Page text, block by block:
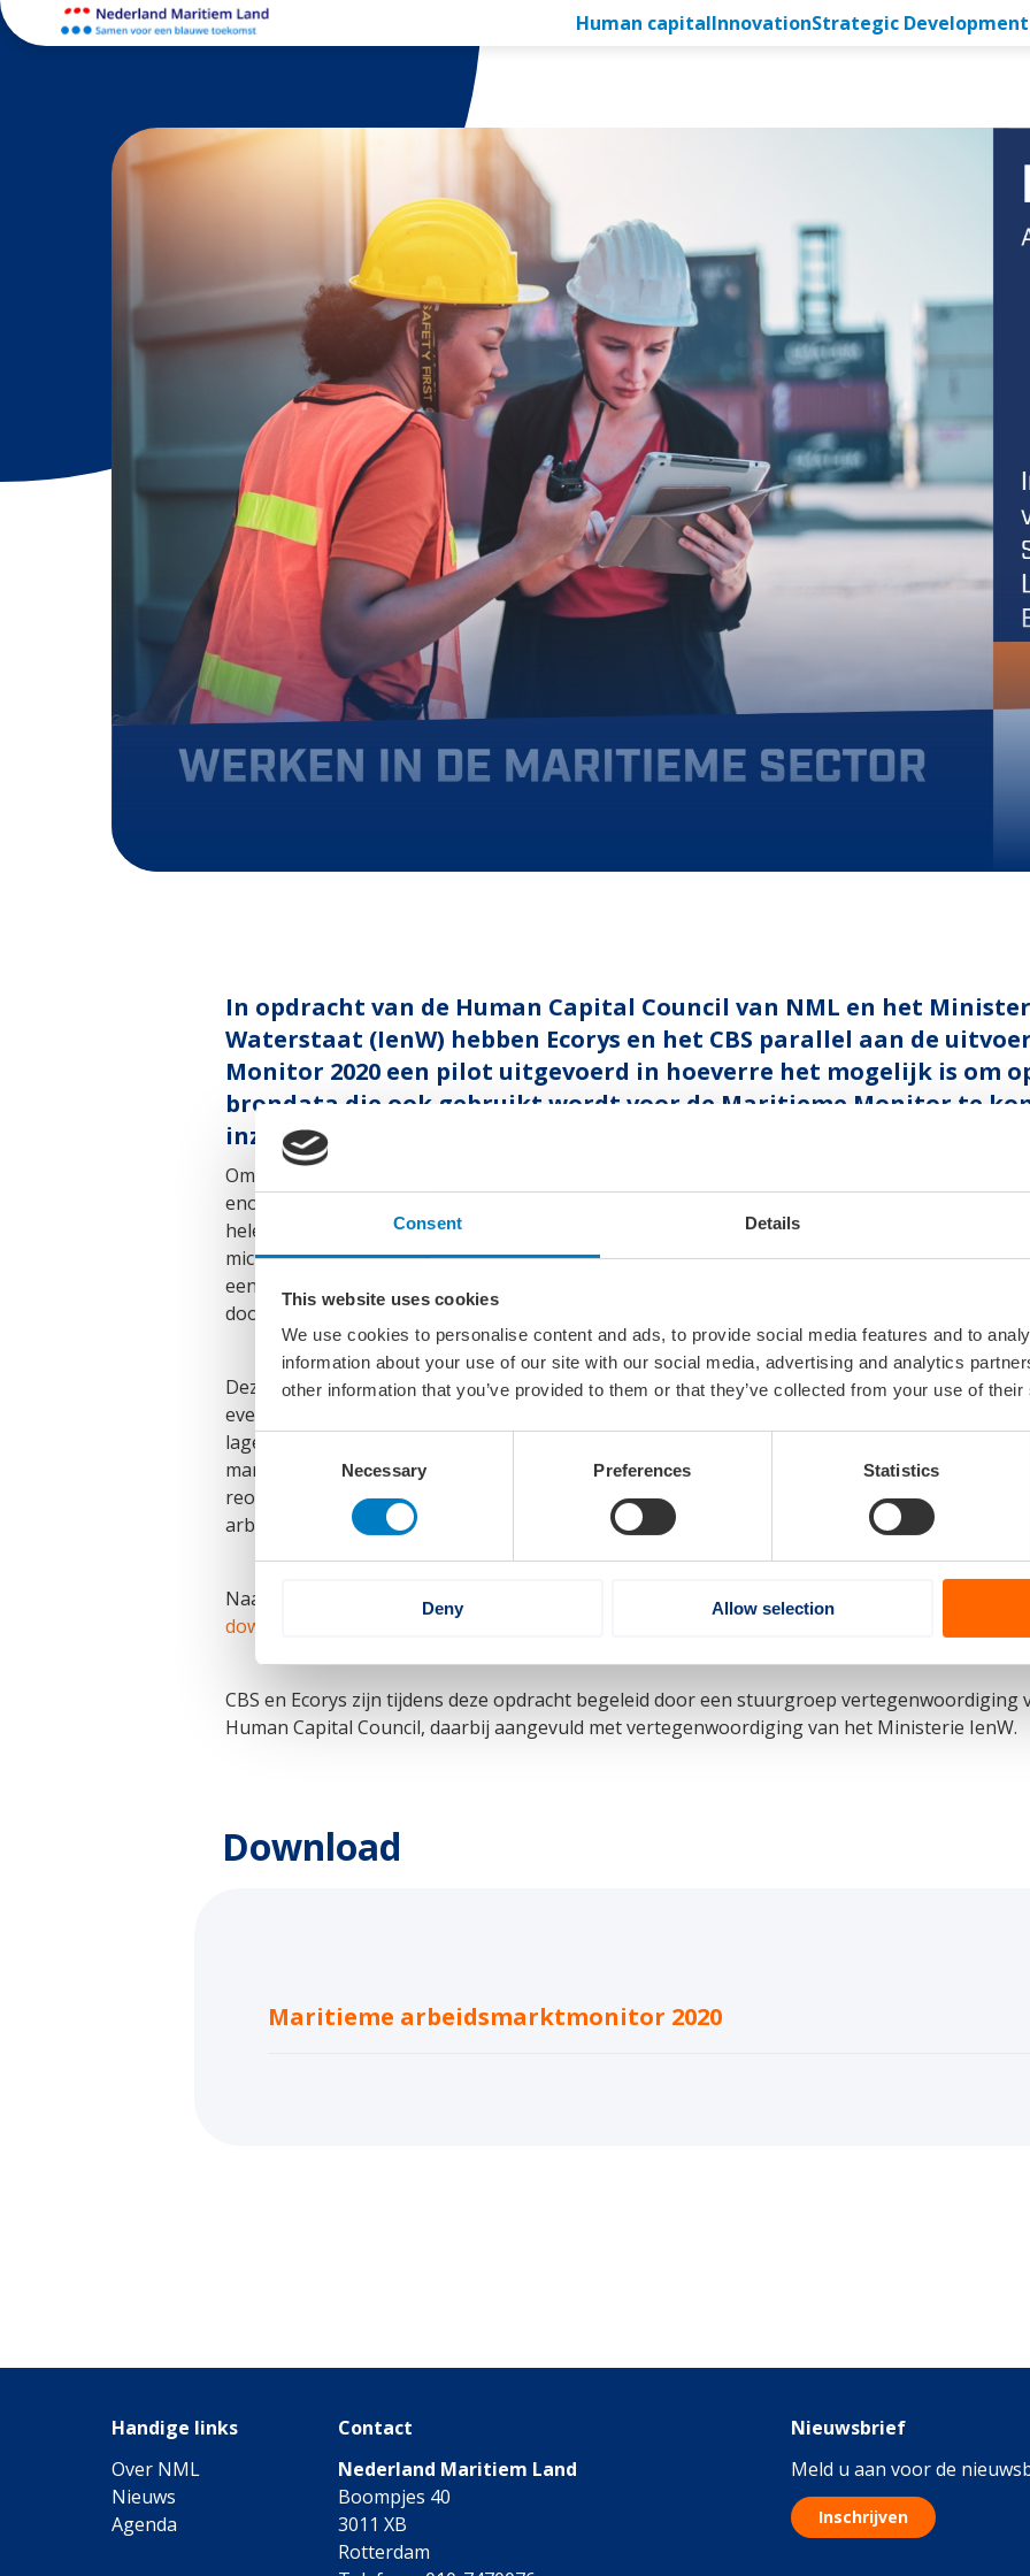
Consent Details
This website uses cookies
We use cookies to personalise content and ads, to provide social media features and to
information about your use of our site with our social media, advertising and analytics
other information that you’ve provided to them or that they’ve collected from your use of
Consent
Selection
Necessary Preferences Statistics
Deny Allow selection
Human capitalInnovationStrategic Development
In opdracht van de Human Capital Council van NML en het
Waterstaat (IenW) hebben Ecorys en het CBS parallel aan de
Monitor 2020 een pilot uitgevoerd in hoeverre het mogelijk is om op
brondata die ook gebruikt wordt voor de Maritieme Monitor te
inzichten over de maritieme arbeidsmarkt.
Om goed inzicht te krijgen in hoe die maritieme arbeidsmarkt er uit ziet en zich ontwikkelt
enorme stap gezet om snel, actueel en valide kengetallen over onze maritieme
hele sector, maar ook voor alle 11 maritieme branches. We kunnen nu zelfs de cijfers
microdata en waar nodig aangevuld met enquête vragen voor specifieke arbeidsmarktdata
een prima beeld krijgen van bijvoorbeeld de verdeling man/vrouw, opleidingsniveau, type
doorstroomcijfers over de maritieme arbeidsmarkt.
Deze cijfers tonen niet alleen de enorme werkgelegenheidswaarde van onze maritieme
eveneens inzichten waardoor we binnen de sector gericht acties kunnen en moeten
lage percentage vrouwen in onze sector (inclusief staf- en ondersteuning) of de aanzienlijke
maritieme sector. Het laatste is zeer actueel aangezien als gevolg van de effecten van het
reorganisaties boven de hele maritieme sector hangt. Laten we met elkaar zorgdragen dat
arbeidskrachten, juist voor de tijd na de coronacrisis, behouden voor de maritieme sector.
Naast de Maritieme Arbeidsmarktmonitor 2020, is ook de Maritieme Monitor 2020
downloaden
of u kunt de gegevens bekijken op
CBS en Ecorys zijn tijdens deze opdracht begeleid door een stuurgroep vertegenwoordiging
Human Capital Council, daarbij aangevuld met vertegenwoordiging van het Ministerie IenW.
Download
Maritieme arbeidsmarktmonitor 2020
Handige links
Over NML
Nieuws
Agenda
Contact
Nederland Maritiem Land
Boompjes 40
3011 XB
Rotterdam
Nieuwsbrief
Meld u aan voor de
Inschrijven